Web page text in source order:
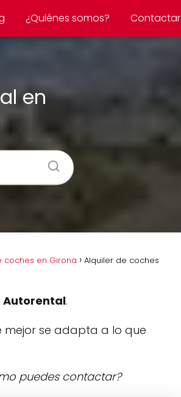
¿Quiénes somos? Contactar
en
coches en Girona
Alquiler de coches
Autorental.
mejor se adapta a lo que
puedes contactar?